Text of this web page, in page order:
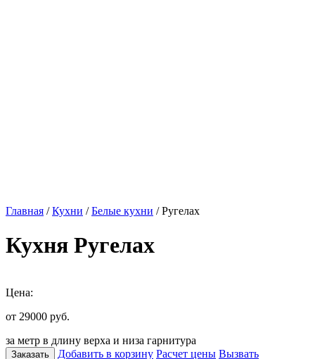
Главная /Кухни /Белые кухни / Ругелах
Кухня Ругелах
Цена:
от 29000 руб.
за метр в длину верха и низа гарнитура
Заказать Добавить в корзину Расчет цены Вызвать